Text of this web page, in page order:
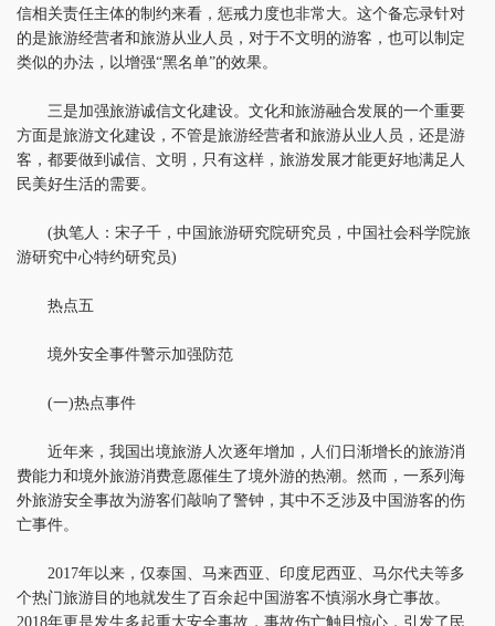
信相关责任主体的制约来看，惩戒力度也非常大。这个备忘录针对
的是旅游经营者和旅游从业人员，对于不文明的游客，也可以制定
类似的办法，以增强“黑名单”的效果。
三是加强旅游诚信文化建设。文化和旅游融合发展的一个重要
方面是旅游文化建设，不管是旅游经营者和旅游从业人员，还是游
客，都要做到诚信、文明，只有这样，旅游发展才能更好地满足人
民美好生活的需要。
(执笔人：宋子千，中国旅游研究院研究员，中国社会科学院旅
游研究中心特约研究员)
热点五
境外安全事件警示加强防范
(一)热点事件
近年来，我国出境旅游人次逐年增加，人们日渐增长的旅游消
费能力和境外旅游消费意愿催生了境外游的热潮。然而，一系列海
外旅游安全事故为游客们敲响了警钟，其中不乏涉及中国游客的伤
亡事件。
2017年以来，仅泰国、马来西亚、印度尼西亚、马尔代夫等多
个热门旅游目的地就发生了百余起中国游客不慎溺水身亡事故。
2018年更是发生多起重大安全事故，事故伤亡触目惊心，引发了民